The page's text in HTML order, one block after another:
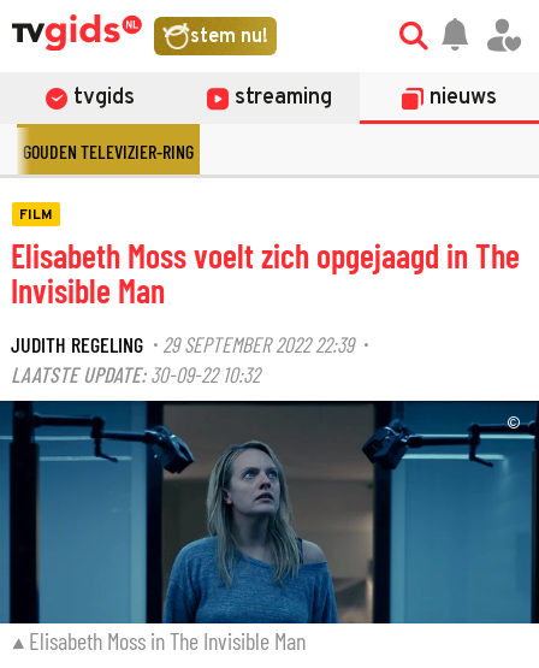
stem nu!
tvgids streaming nieuws
GOUDEN TELEVIZIER-RING
FILM
Elisabeth Moss voelt zich opgejaagd in The
Invisible Man
JUDITH REGELING · 29 SEPTEMBER 2022 22:39·
LAATSTE UPDATE: 30-09-22 10:32
©
Elisabeth Moss in The Invisible Man